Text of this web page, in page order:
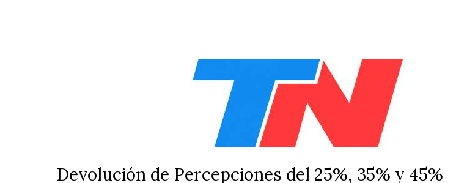
Devolución de Percepciones del 25%, 35% y 45%